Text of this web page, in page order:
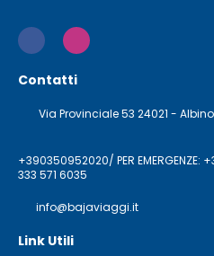
Contatti
Via Provinciale 53 24021 - Albino
+390350952020/ PER EMERGENZE:
333 571 6035
info@bajaviaggi.it
Link Utili